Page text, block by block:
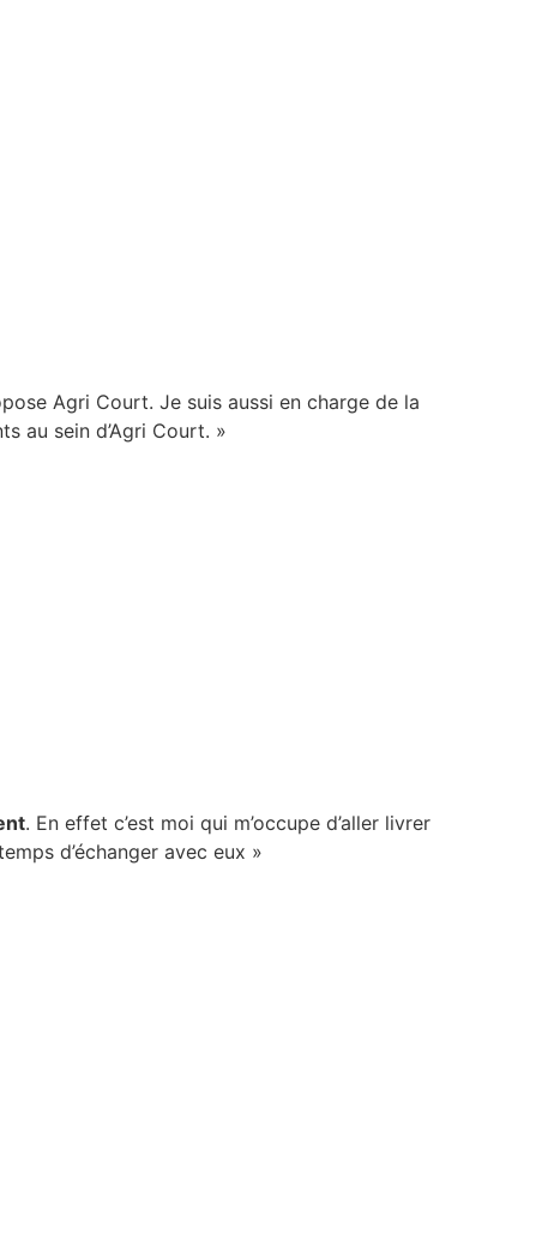
Agri Court. Je suis aussi en charge de la
au sein d’Agri Court. »
. En effet c’est moi qui m’occupe d’aller livrer
d’échanger avec eux »